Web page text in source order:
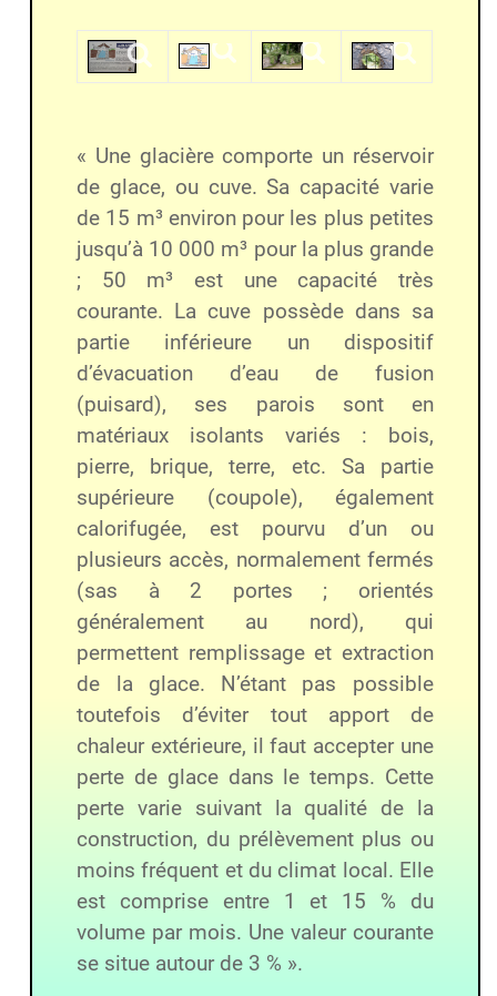
« Une glacière comporte un réservoir
de glace, ou cuve. Sa capacité varie
de 15 m³ environ pour les plus petites
jusqu’à 10 000 m³ pour la plus grande
; 50 m³ est une capacité très
courante. La cuve possède dans sa
partie inférieure un dispositif
d’évacuation d’eau de fusion
(puisard), ses parois sont en
matériaux isolants variés : bois,
pierre, brique, terre, etc. Sa partie
supérieure (coupole), également
calorifugée, est pourvu d’un ou
plusieurs accès, normalement fermés
(sas à 2 portes ; orientés
généralement au nord), qui
permettent remplissage et extraction
de la glace. N’étant pas possible
toutefois d’éviter tout apport de
chaleur extérieure, il faut accepter une
perte de glace dans le temps. Cette
perte varie suivant la qualité de la
construction, du prélèvement plus ou
moins fréquent et du climat local. Elle
est comprise entre 1 et 15 % du
volume par mois. Une valeur courante
se situe autour de 3 % ».